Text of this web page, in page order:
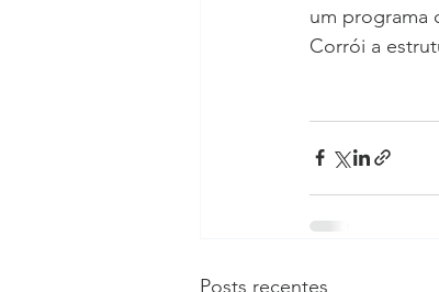
um programa
Corrói a
Posts recentes